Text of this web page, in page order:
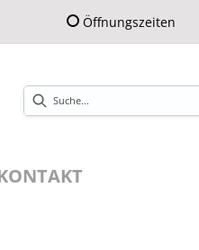
Öffnungszeiten